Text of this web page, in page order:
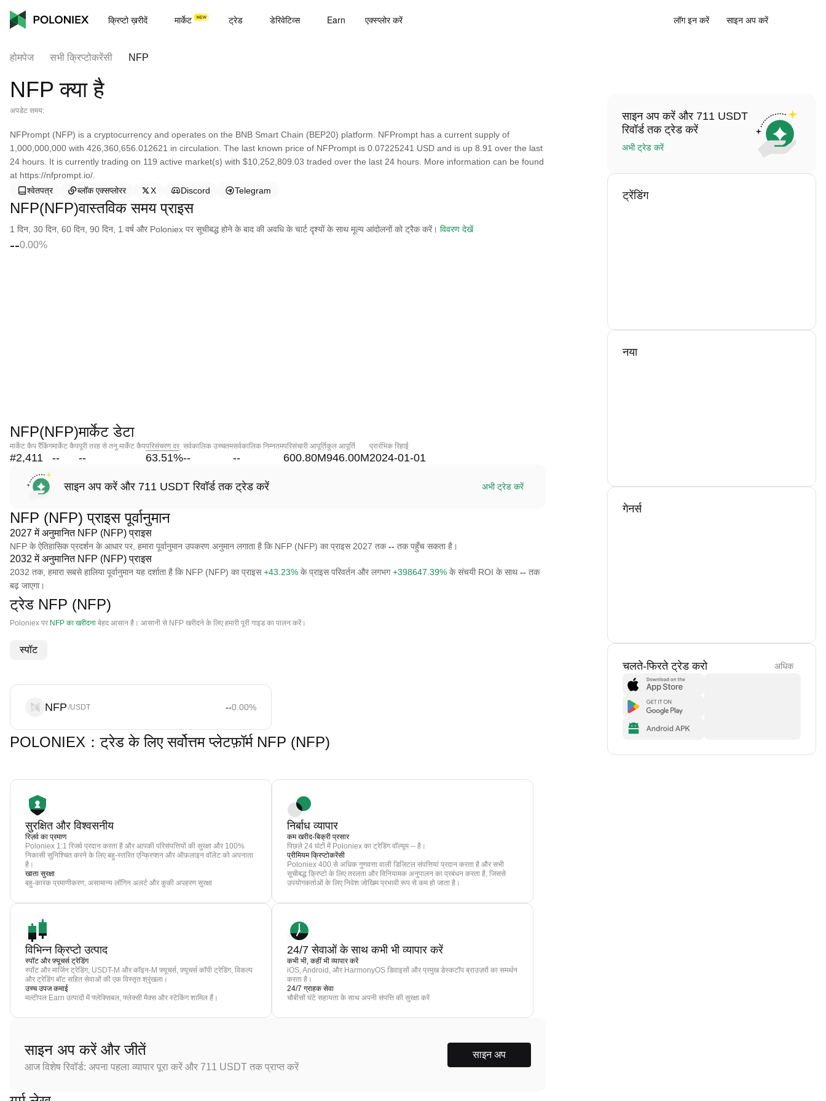
क्रिप्टो ख़रीदें मार्केट ट्रेड डेरिवेटिव्स Earn एक्स्प्लोर करें लॉग इन करें साइन अप करें
होमपेज सभी क्रिप्टोकरेंसी NFP
NFP क्या है
अपडेट समय:
NFPrompt (NFP) is a cryptocurrency and operates on the BNB Smart Chain (BEP20) platform. NFPrompt has a current supply of
1,000,000,000 with 426,360,656.012621 in circulation. The last known price of NFPrompt is 0.07225241 USD and is up 8.91 over the last
24 hours. It is currently trading on 119 active market(s) with $10,252,809.03 traded over the last 24 hours. More information can be found
at https://nfprompt.io/.
श्वेतपत्र
ब्लॉक एक्सप्लोरर X Discord Telegram
NFP(NFP)वास्तविक समय प्राइस
1 दिन, 30 दिन, 60 दिन, 90 दिन, 1 वर्ष और Poloniex पर सूचीबद्ध होने के बाद की अवधि के चार्ट दृश्यों के साथ मूल्य आंदोलनों को ट्रैक करें। विवरण देखें
--0.00%
NFP(NFP)मार्केट डेटा
मार्केट कैप रैंकिंग
#2,411
मार्केट कैप
--
पूरी तरह से तनु मार्केट कैप
--
परिसंचरण दर
63.51%
सर्वकालिक उच्चतम
--
सर्वकालिक निम्नतम
--
परिसंचारी आपूर्ति
600.80M
कुल आपूर्ति
946.00M
प्रारंभिक रिहाई
2024-01-01
साइन अप करें और 711 USDT रिवॉर्ड तक ट्रेड करें अभी ट्रेड करें
NFP (NFP) प्राइस पूर्वानुमान
2027 में अनुमानित NFP (NFP) प्राइस
NFP के ऐतिहासिक प्रदर्शन के आधार पर, हमारा पूर्वानुमान उपकरण अनुमान लगाता है कि NFP (NFP) का प्राइस 2027 तक-- तक पहुँच सकता है।
2032 में अनुमानित NFP (NFP) प्राइस
2032 तक, हमारा सबसे हालिया पूर्वानुमान यह दर्शाता है कि NFP (NFP) का प्राइस+43.23% के प्राइस परिवर्तन और लगभग+398647.39% के संचयी ROI के साथ-- तक
बढ़ जाएगा।
ट्रेड NFP (NFP)
Poloniex पर NFP का खरीदना बेहद आसान है। आसानी से NFP खरीदने के लिए हमारी पूरी गाइड का पालन करें।
स्पॉट
NFP /USDT --0.00%
POLONIEX：ट्रेड के लिए सर्वोत्तम प्लेटफ़ॉर्म NFP (NFP)
सुरक्षित और विश्वसनीय
रिज़र्व का प्रमाण
Poloniex 1:1 रिजर्व प्रदान करता है और आपकी परिसंपत्तियों की सुरक्षा और 100%
निकासी सुनिश्चित करने के लिए बहु-स्तरित एन्क्रिप्शन और ऑफ़लाइन वॉलेट को अपनाता
है।
खाता सुरक्षा
बहु-कारक प्रमाणीकरण, असामान्य लॉगिन अलर्ट और कुकी अपहरण सुरक्षा
निर्बाध व्यापार
कम खरीद-बिक्री प्रसार
पिछले 24 घंटों में Poloniex का ट्रेडिंग वॉल्यूम -- है।
प्रीमियम क्रिप्टोकरेंसी
Poloniex 400 से अधिक गुणवत्ता वाली डिजिटल संपत्तियां प्रदान करता है और सभी
सूचीबद्ध क्रिप्टो के लिए तरलता और विनियामक अनुपालन का प्रबंधन करता है, जिससे
उपयोगकर्ताओं के लिए निवेश जोखिम प्रभावी रूप से कम हो जाता है।
विभिन्न क्रिप्टो उत्पाद
स्पॉट और फ़्यूचर्स ट्रेडिंग
स्पॉट और मार्जिन ट्रेडिंग, USDT-M और कॉइन-M फ़्यूचर्स, फ़्यूचर्स कॉपी ट्रेडिंग, विकल्प
और ट्रेडिंग बॉट सहित सेवाओं की एक विस्तृत श्रृंखला।
उच्च उपज कमाई
मल्टीपल Earn उत्पादों में फ्लेक्सिबल, फ्लेक्सी मैक्स और स्टेकिंग शामिल हैं।
24/7 सेवाओं के साथ कभी भी व्यापार करें
कभी भी, कहीं भी व्यापार करें
iOS, Android, और HarmonyOS डिवाइसों और प्रमुख डेस्कटॉप ब्राउज़रों का समर्थन
करता है।
24/7 ग्राहक सेवा
चौबीसों घंटे सहायता के साथ अपनी संपत्ति की सुरक्षा करें
साइन अप करें और जीतें
आज विशेष रिवॉर्ड: अपना पहला व्यापार पूरा करें और 711 USDT तक प्राप्त करें
साइन अप
साइन अप करें और 711 USDT
रिवॉर्ड तक ट्रेड करें
अभी ट्रेड करें
ट्रेंडिंग
नया
गेनर्स
चलते-फिरते ट्रेड करो अधिक